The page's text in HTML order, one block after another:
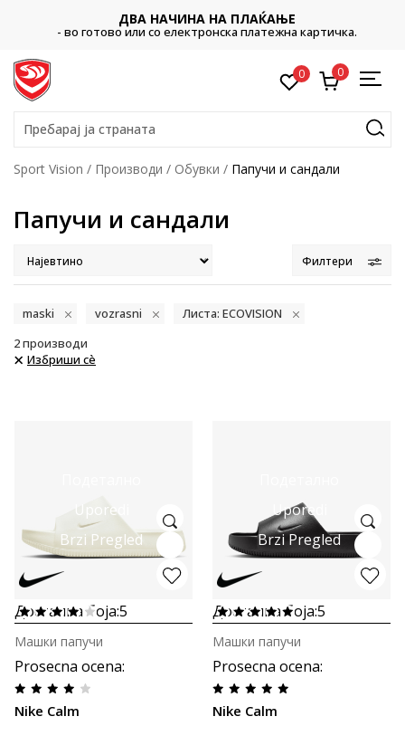
ДВА НАЧИНА НА ПЛАЌАЊЕ
- во готово или со електронска платежна картичка.
0 0
Пребарај ја страната
Sport Vision Производи Обувки Папучи и сандали
Папучи и сандали
Филтери
maski vozrasni
Листа: ECOVISION
2производи
Избриши сè
Uporedi
Brzi Pregled
Достапна боја:5
Prosecna ocena:
Nike Calm
Машки папучи
Uporedi
Brzi Pregled
Достапна боја:5
Prosecna ocena:
Nike Calm
Машки папучи